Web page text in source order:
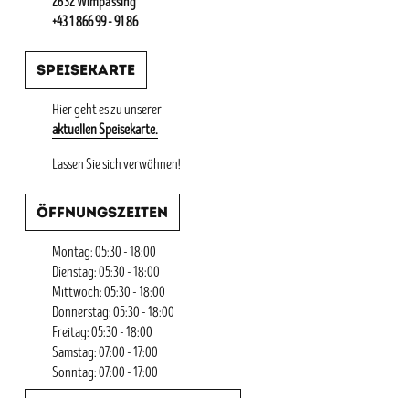
+43 1 866 99 - 91 86
Speisekarte
Hier geht es zu unserer
aktuellen Speisekarte.
Lassen Sie sich verwöhnen!
Öffnungszeiten
Montag: 05:30 - 18:00
Dienstag: 05:30 - 18:00
Mittwoch: 05:30 - 18:00
Donnerstag: 05:30 - 18:00
Freitag: 05:30 - 18:00
Samstag: 07:00 - 17:00
Sonntag: 07:00 - 17:00